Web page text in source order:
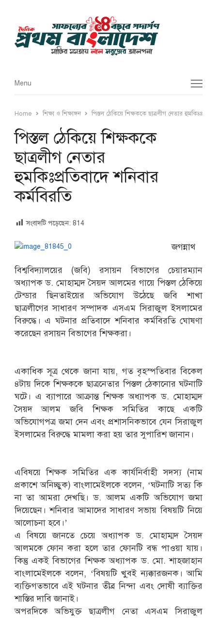
Menu
Menu
Home শিক্ষা ও শিক্ষাঙ্গন পিস্তল ঠেকিয়ে শিক্ষককে ছাত্রলীগ নেতার
পিস্তল ঠেকিয়ে শিক্ষককে
ছাত্রলীগ নেতার
হুমকিঃপ্রতিবাদে শনিবার
কর্মবিরতি
সংবাদটি পড়েছেন: 814
জগন্নাথ
বিশ্ববিদ্যালয়ের (জবি) রসায়ন বিভাগের চেয়ারম্যান
অধ্যাপক ড. মোহাম্মদ সৈয়দ আলমের গায়ে পিস্তল ঠেকিয়ে
টেন্ডার ছিনতাইয়ের অভিযোগ উঠেছে জবি শাখা
ছাত্রলীগের সাধারণ সম্পাদক এসএম সিরাজুল ইসলামের
বিরুদ্ধে। এ ঘটনার প্রতিবাদে শনিবার কর্মবিরতি ঘোষণা
করেছেন রসায়ন বিভাগের শিক্ষকরা।
একাধিক সূত্র থেকে জানা যায়, গত বৃহস্পতিবার বিকেল
৪টায় দিকে শিক্ষককে ছাত্রনেতার পিস্তল ঠেকানোর ঘটনাটি
ঘটে। এ ব্যাপারে আক্রান্ত শিক্ষক অধ্যাপক ড. মোহাম্মদ
সৈয়দ আলম জবি শিক্ষক সমিতির কাছে একটি
অভিযোগপত্র জমা দেন এবং প্রশাসনিকভাবে যেন সিরাজুল
ইসলামের বিরুদ্ধে মামলা করা হয় তার সুপারিশ জানান।
এবিষয়ে শিক্ষক সমিতির এক কার্যনির্বাহী সদস্য (নাম
প্রকাশে অনিচ্ছুক) বাংলামেইলকে বলেন, ‘ঘটনাটি সত্য কি
না তা আমরা দেখছি। ড. আলম একটি অভিযোগ জমা
দিয়েছেন। শনিবার আমাদের সাধারণ সভায় বিষয়টি নিয়ে
আলোচনা হবে।’
এ বিষয়ে জানতে চেয়ে অধ্যাপক ড. মোহাম্মদ সৈয়দ
আলমকে ফোন করা হলে তার ফোনটি বন্ধ পাওয়া যায়।
কিন্তু একই বিভাগের শিক্ষক অধ্যাপক ড. মো. শাহজাহান
বাংলামেইলকে বলেন, ‘বিষয়টি খু্বই ন্যক্কারজনক। আমি
ব্যক্তিগতভাবে এই ঘটনার তীব্র নিন্দা এবং দোষী ব্যাক্তির
শাস্তির দাবি জানাই।
অপরদিকে অভিযুক্ত ছাত্রলীগ নেতা এসএম সিরাজুল